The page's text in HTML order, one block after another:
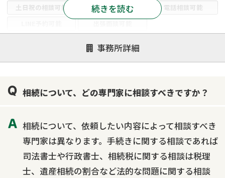
土日祝の相談可能
19時以降電話可能
電話相談可能
遺言書作成・遺言執行
相続放棄
相続登記
相続手続き
銀行手続き
家族信託
相続人調査
相続財産調査
不動産評価(相続不動産)
相続トラブル
続きを読む
事務所詳細
相続について、どの専門家に相談すべきですか？
相続について、依頼したい内容によって相談すべき
専門家は異なります。手続きに関する相談であれば
司法書士や行政書士、相続税に関する相談は税理
士、遺産相続の割合など法的な問題に関する相談